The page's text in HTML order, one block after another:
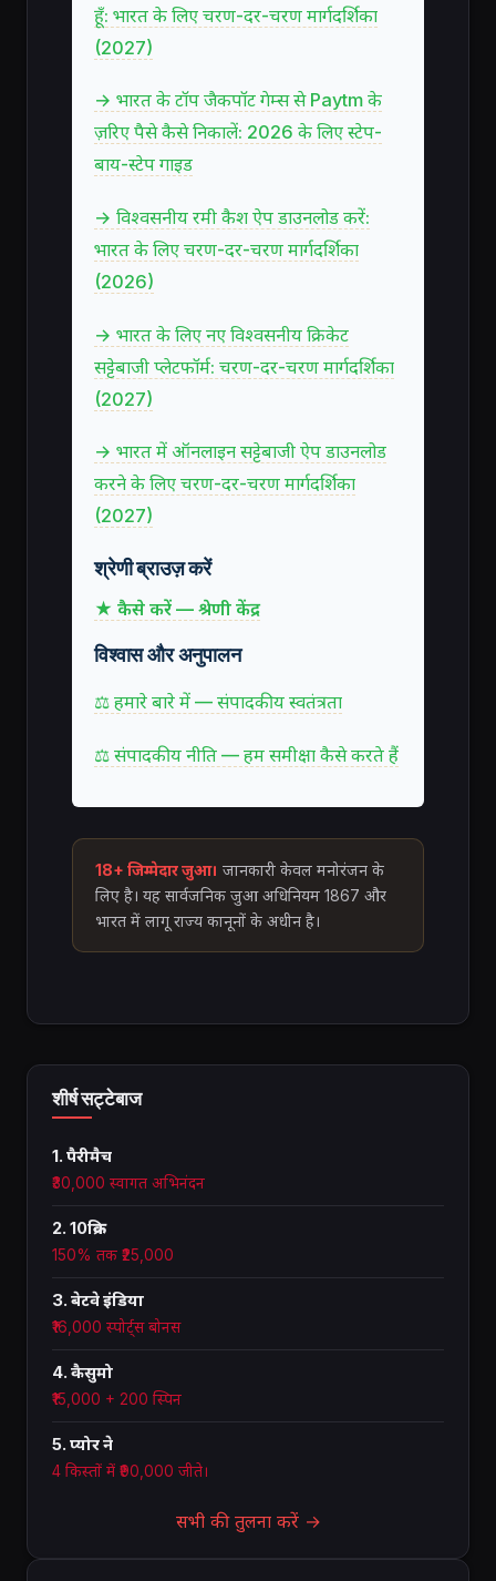
हूँ: भारत के लिए चरण-दर-चरण मार्गदर्शिका
(2027)
→ भारत के टॉप जैकपॉट गेम्स से Paytm के
ज़रिए पैसे कैसे निकालें: 2026 के लिए स्टेप-
बाय-स्टेप गाइड
→ विश्वसनीय रमी कैश ऐप डाउनलोड करें:
भारत के लिए चरण-दर-चरण मार्गदर्शिका
(2026)
→ भारत के लिए नए विश्वसनीय क्रिकेट
सट्टेबाजी प्लेटफॉर्म: चरण-दर-चरण मार्गदर्शिका
(2027)
→ भारत में ऑनलाइन सट्टेबाजी ऐप डाउनलोड
करने के लिए चरण-दर-चरण मार्गदर्शिका
(2027)
श्रेणी ब्राउज़ करें
★ कैसे करें — श्रेणी केंद्र
विश्वास और अनुपालन
⚖ हमारे बारे में — संपादकीय स्वतंत्रता
⚖ संपादकीय नीति — हम समीक्षा कैसे करते हैं
18+ जिम्मेदार जुआ। जानकारी केवल मनोरंजन के
लिए है। यह सार्वजनिक जुआ अधिनियम 1867 और
भारत में लागू राज्य कानूनों के अधीन है।
शीर्ष सट्टेबाज
1. पैरीमैच
₹30,000 स्वागत अभिनंदन
2. 10क्रिक
150% तक ₹25,000
3. बेटवे इंडिया
₹16,000 स्पोर्ट्स बोनस
4. कैसुमो
₹15,000 + 200 स्पिन
5. प्योर ने
4 किस्तों में ₹90,000 जीते।
सभी की तुलना करें →